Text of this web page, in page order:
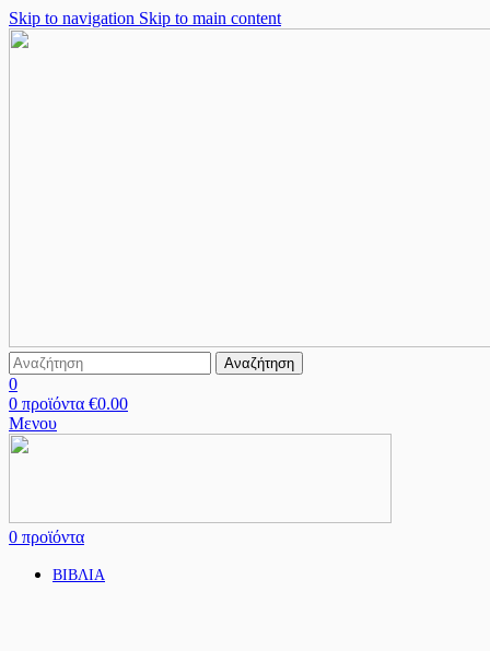
Skip to navigation Skip to main content
Αναζήτηση
0
0 προϊόντα €0.00
Μενου
0 προϊόντα
ΒΙΒΛΙΑ